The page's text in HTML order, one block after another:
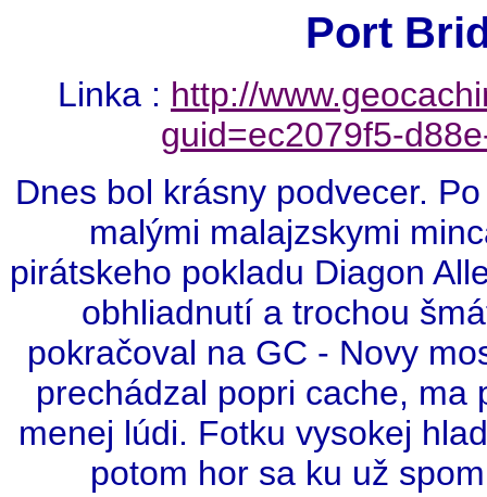
Port
Linka : http://
guid=ec2079f5-
Dnes bol krásny podvecer.
malými malajzskymi
pirátskeho pokladu Diagon
obhliadnutí a trochou
pokračoval na GC - Novy
prechádzal popri cache,
menej lúdi. Fotku vysokej
potom hor sa ku už